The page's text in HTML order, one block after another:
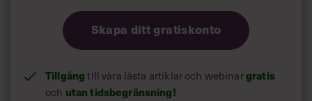
Skapa ditt gratiskonto
Tillgångtill våra låsta artiklar och webinargratis
och utan tidsbegränsning!